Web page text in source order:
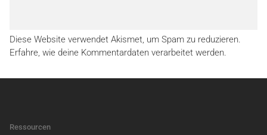
Diese Website verwendet Akismet, um Spam zu reduzieren.
Erfahre, wie deine Kommentardaten verarbeitet werden.
Ressourcen